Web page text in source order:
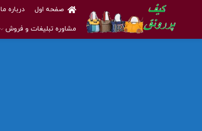
صفحه اول درباره ما
مشاوره تبلیغات و فروش